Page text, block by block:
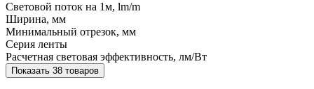
Световой поток на 1м, lm/m
Ширина, мм
Минимальный отрезок, мм
Серия ленты
Расчетная световая эффективность, лм/Вт
Показать 38 товаров